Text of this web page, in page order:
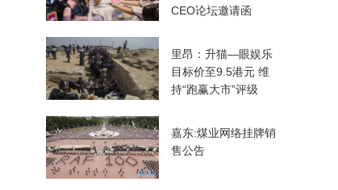
CEO论坛邀请函
里昂：升猫—眼娱乐
目标价至9.5港元 维
持“跑赢大市”评级
嘉东:煤业网络挂牌销
售公告